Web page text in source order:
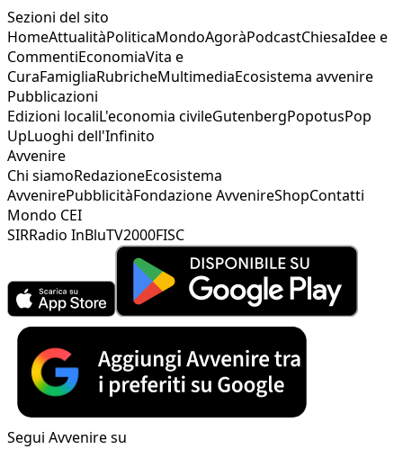
Sezioni del sito
HomeAttualitàPoliticaMondoAgoràPodcastChiesaIdee e
CommentiEconomiaVita e
CuraFamigliaRubricheMultimediaEcosistema avvenire
Pubblicazioni
Edizioni localiL'economia civileGutenbergPopotusPop
UpLuoghi dell'Infinito
Avvenire
Chi siamoRedazioneEcosistema
AvvenirePubblicitàFondazione AvvenireShopContatti
Mondo CEI
SIRRadio InBluTV2000FISC
Segui Avvenire su